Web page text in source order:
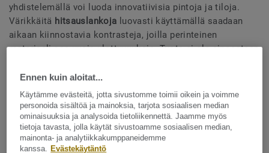
yhdistelemällä voi luoda innovatiivisia pintoja ja tiloja.
Värikkäitä hitsauslankoja luovasti käyttämällä saadaan
aikaan kiinnostavia kontrasteja, joilla perinteinen
materiaali saa uusia ulottuvuuksia. Tuote ei ole ainoastaan
sisustaa kokonaisen tilan. Materiaali antaa
mahdollisuuksiaarkkitehtuuriin ja muotoiluun.
Malliston alkuperä
Ennen kuin aloitat...
Käytämme evästeitä, jotta sivustomme toimii oikein ja voimme
personoida sisältöä ja mainoksia, tarjota sosiaalisen median
ominaisuuksia ja analysoida tietoliikennettä. Jaamme myös
tietoja tavasta, jolla käytät sivustoamme sosiaalisen median,
mainonta- ja analytiikkakumppaneidemme
kanssa. Evästekäytäntö